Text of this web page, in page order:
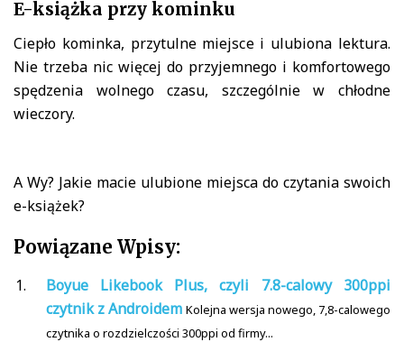
E-książka przy kominku
Ciepło kominka, przytulne miejsce i ulubiona lektura.
Nie trzeba nic więcej do przyjemnego i komfortowego
spędzenia wolnego czasu, szczególnie w chłodne
wieczory.
A Wy? Jakie macie ulubione miejsca do czytania swoich
e-książek?
Powiązane Wpisy:
Boyue Likebook Plus, czyli 7.8-calowy 300ppi
czytnik z Androidem Kolejna wersja nowego, 7,8-calowego
czytnika o rozdzielczości 300ppi od firmy...